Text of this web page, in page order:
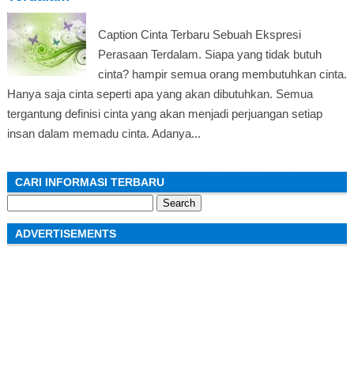
Caption Cinta Terbaru Sebuah Ekspresi
Perasaan Terdalam. Siapa yang tidak butuh
cinta? hampir semua orang membutuhkan cinta.
Hanya saja cinta seperti apa yang akan dibutuhkan. Semua
tergantung definisi cinta yang akan menjadi perjuangan setiap
insan dalam memadu cinta. Adanya...
CARI INFORMASI TERBARU
for:
ADVERTISEMENTS